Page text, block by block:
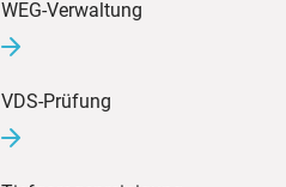
WEG-Verwaltung
VDS-Prüfung